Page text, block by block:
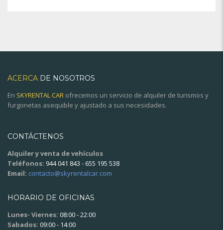
ACERCA DE NOSOTROS
En SKYRENTAL CAR ofrecemos un servicio de alquiler de turismos y
furgonetas asequible y ajustado a sus necesidades.
CONTÁCTENOS
Alquiler y venta de vehículos
Teléfonos: 944 041 843 - 655 195 538
Email: contacto@skyrentalcar.com
HORARIO DE OFICINAS
Lunes- Viernes: 08:00 - 22:00
Sabados: 09:00 - 14:00